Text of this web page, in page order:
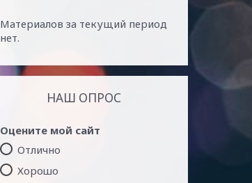
Материалов за текущий период
нет.
НАШ ОПРОС
Оцените мой сайт
Отлично
Хорошо